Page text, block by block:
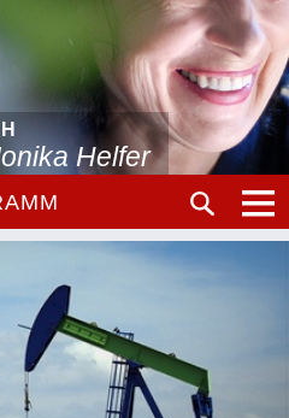
Helfer